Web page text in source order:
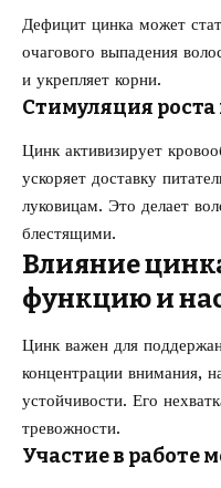
Дефицит цинка может
очагового выпадения
и укрепляет корни.
Стимуляция роста
Цинк активизирует
ускоряет доставку
луковицам. Это делает
блестящими.
Влияние
функцию и
Цинк важен для
концентрации внимания,
устойчивости. Его
тревожности.
Участие в работе